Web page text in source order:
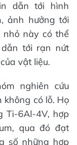
dẫn tới hình
ảnh hưởng tới
nhỏ này có thể
tới rạn nứt
vật liệu.
nghiên cứu
có lỗ. Họ
Ti-6Al-4V, hợp
qua đó đạt
số những hợp